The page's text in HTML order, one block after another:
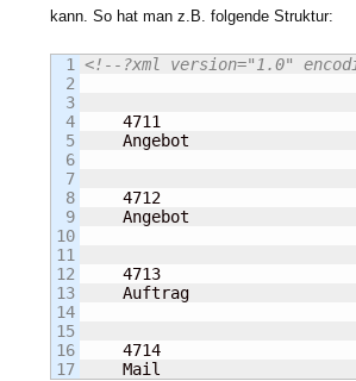
kann. So hat man z.B. folgende Struktur:
1
2
3
4
5
6
7
8
9
10
11
12
13
14
15
16
<!--?xml version="1.0"
    4711
    Angebot
    4712
    Angebot
    4713
    Auftrag
    4714
    Mail